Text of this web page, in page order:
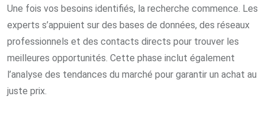
Une fois vos besoins identifiés, la recherche commence. Les
experts s’appuient sur des bases de données, des réseaux
professionnels et des contacts directs pour trouver les
meilleures opportunités. Cette phase inclut également
l’analyse des tendances du marché pour garantir un achat au
juste prix.